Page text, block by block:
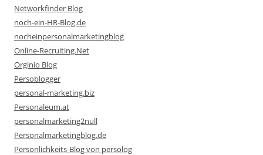
Networkfinder Blog
noch-ein-HR-Blog.de
nocheinpersonalmarketingblog
Online-Recruiting.Net
Orginio Blog
Persoblogger
personal-marketing.biz
Personaleum.at
personalmarketing2null
Personalmarketingblog.de
Persönlichkeits-Blog von persolog